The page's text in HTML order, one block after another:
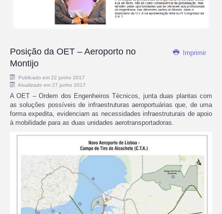
Imprimir
Posição da OET – Aeroporto no
Montijo
Publicado em 22 junho 2017
Atualizado em 27 junho 2017
A OET – Ordem dos Engenheiros Técnicos, junta duas plantas com
as soluções possíveis de infraestruturas aeroportuárias que, de uma
forma expedita, evidenciam as necessidades infraestruturais de apoio
à mobilidade para as duas unidades aerotransportadoras.